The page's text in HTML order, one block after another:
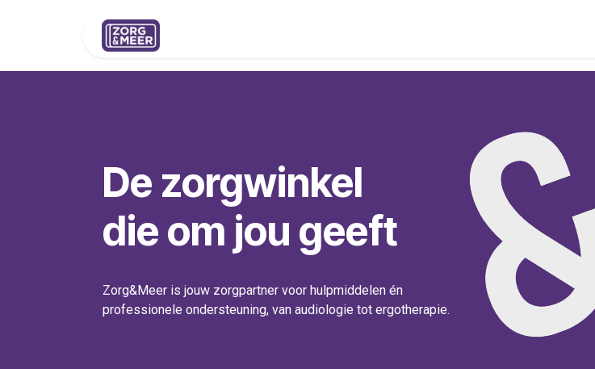
De zorgwinkel
die om jou geeft
Zorg&Meer is jouw zorgpartner voor hulpmiddelen én
professionele ondersteuning, van audiologie tot ergotherapie.